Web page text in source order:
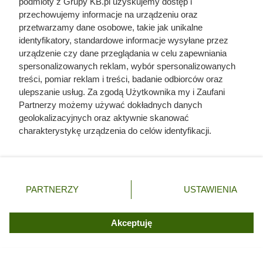
pali się słabiej: część energii zamiast ogrzewać dom idzie
na odparowanie wody, przez co kocioł lub piec musi zużyć
więcej paliwa, by uzyskać tę samą ilość ciepła.
exclusive-design
przechowujemy informacje na urządzeniu oraz
przetwarzamy dane osobowe, takie jak unikalne
identyfikatory, standardowe informacje wysyłane przez
urządzenie czy dane przeglądania w celu zapewniania
spersonalizowanych reklam, wybór spersonalizowanych
treści, pomiar reklam i treści, badanie odbiorców oraz
ulepszanie usług. Za zgodą Użytkownika my i Zaufani
Partnerzy możemy używać dokładnych danych
geolokalizacyjnych oraz aktywnie skanować
charakterystykę urządzenia do celów identyfikacji.
zmienić/wycofać klikając przycisk ustawień prywatności
znajdujący się w lewym dolnym rogu strony. Niektóre
użytkownika, ale masz prawo sprzeciwić się takiemu
przetwarzaniu. Preferencje będą miały zastosowania tylko
PARTNERZY USTAWIENIA
Akceptuję